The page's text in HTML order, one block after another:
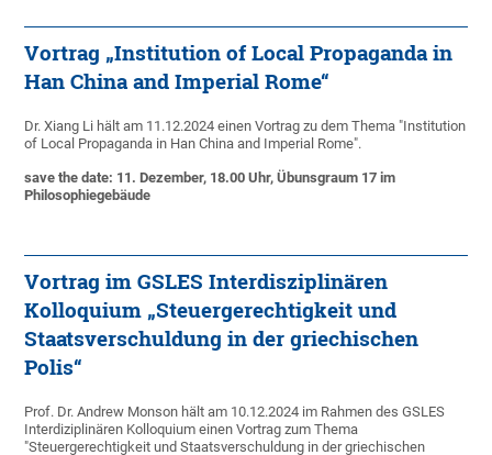
Vortrag „Institution of Local Propaganda in
Han China and Imperial Rome“
Dr. Xiang Li hält am 11.12.2024 einen Vortrag zu dem Thema "Institution
of Local Propaganda in Han China and Imperial Rome".
save the date: 11. Dezember, 18.00 Uhr, Übunsgraum 17 im
Philosophiegebäude
Vortrag im GSLES Interdisziplinären
Kolloquium „Steuergerechtigkeit und
Staatsverschuldung in der griechischen
Polis“
Prof. Dr. Andrew Monson hält am 10.12.2024 im Rahmen des GSLES
Interdiziplinären Kolloquium einen Vortrag zum Thema
"Steuergerechtigkeit und Staatsverschuldung in der griechischen